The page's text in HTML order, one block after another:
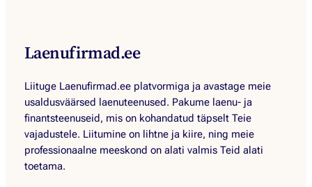
Laenufirmad.ee
Liituge Laenufirmad.ee platvormiga ja avastage meie
usaldusväärsed laenuteenused. Pakume laenu- ja
finantsteenuseid, mis on kohandatud täpselt Teie
vajadustele. Liitumine on lihtne ja kiire, ning meie
professionaalne meeskond on alati valmis Teid alati
toetama.